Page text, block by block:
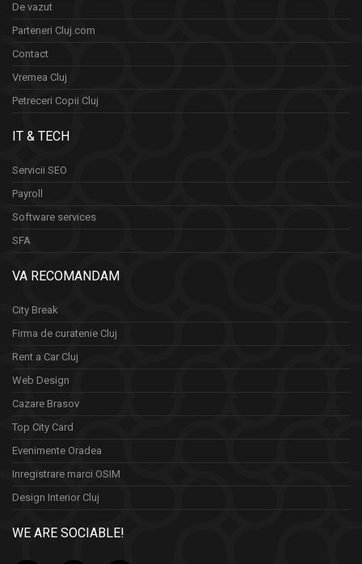
De vazut
Parteneri Cluj.com
Contact
Vremea Cluj
Petreceri Copii Cluj
IT & TECH
Servicii SEO
Payroll
Software services
SFA
VA RECOMANDAM
City Break
Firma de curatenie Cluj
Rent a Car Cluj
Web Design
Cazare Brasov
Top City Card
Evenimente Oradea
Inregistrare marci OSIM
Design Interior Cluj
WE ARE SOCIABLE!